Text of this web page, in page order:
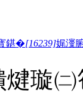
鍖�[16239]娓濅
煡璇